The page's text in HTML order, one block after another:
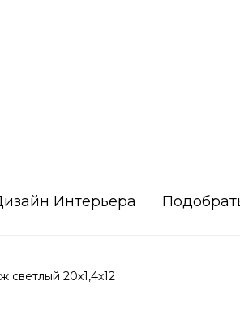
Интерьера
20х1,4х12